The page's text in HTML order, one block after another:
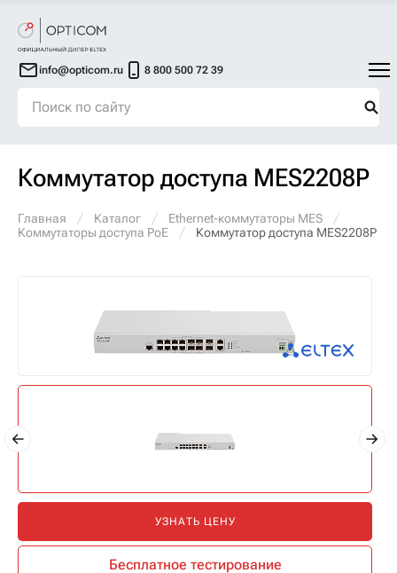
info@opticom.ru 8 800 500 72 39
Коммутатор доступа MES2208P
Главная Каталог
Ethernet-коммутаторы MES
Коммутаторы доступа PoE
Коммутатор доступа MES2208P
УЗНАТЬ ЦЕНУ
Бесплатное тестирование